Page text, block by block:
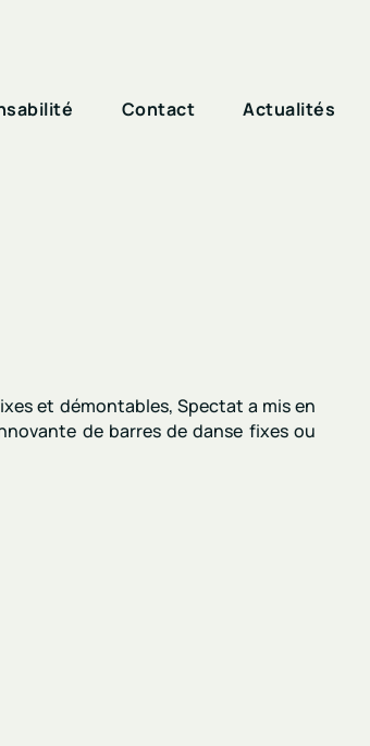
Contact Actualités
et démontables, Spectat a mis en
de barres de danse fixes ou